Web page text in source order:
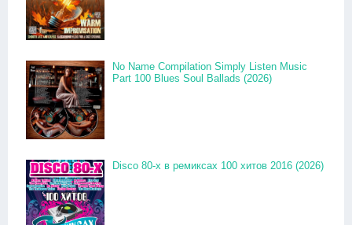
No Name Compilation Simply Listen Music
Part 100 Blues Soul Ballads (2026)
Disco 80-x в ремиксах 100 хитов 2016 (2026)